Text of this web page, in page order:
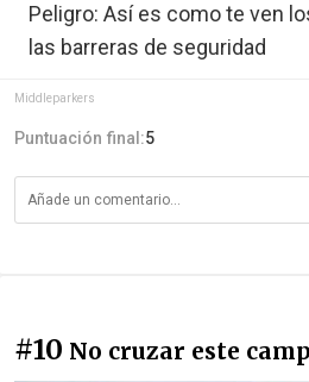
Peligro: Así es como te ven
las barreras de seguridad
Middleparkers
Puntuación final:5
#10 No cruzar este